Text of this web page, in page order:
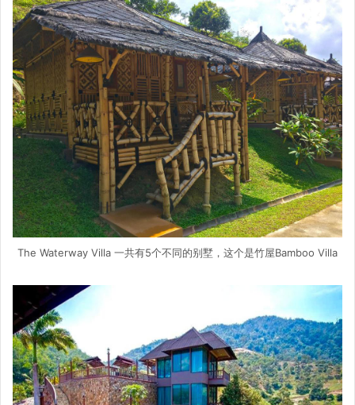
The Waterway Villa 一共有5个不同的别墅，这个是竹屋Bamboo Villa